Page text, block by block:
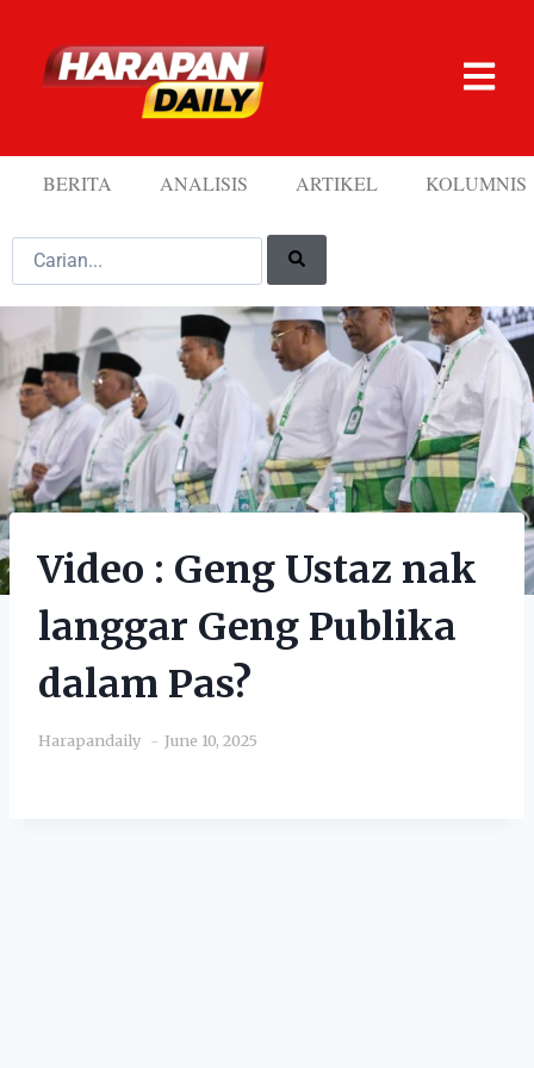
BERITA ANALISIS ARTIKEL KOLUMNIS
Video : Geng Ustaz nak
langgar Geng Publika
dalam Pas?
Harapandaily June 10, 2025